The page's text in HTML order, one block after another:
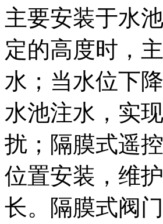
主要安装于水
定的高度时，
水；当水位下
水池注水，实
扰；隔膜式遥
位置安装，维
长。隔膜式阀